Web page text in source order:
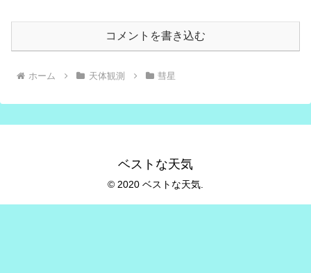
コメントを書き込む
ホーム 天体観測 彗星
ベストな天気
© 2020 ベストな天気.